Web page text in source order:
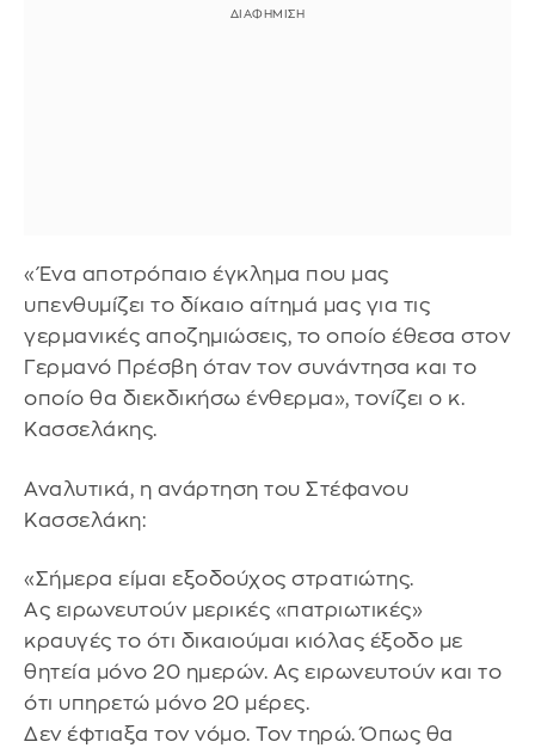
«Ένα αποτρόπαιο έγκλημα που μας
υπενθυμίζει το δίκαιο αίτημά μας για τις
γερμανικές αποζημιώσεις, το οποίο έθεσα στον
Γερμανό Πρέσβη όταν τον συνάντησα και το
οποίο θα διεκδικήσω ένθερμα», τονίζει ο κ.
Κασσελάκης.
Αναλυτικά, η ανάρτηση του Στέφανου
Κασσελάκη:
«Σήμερα είμαι εξοδούχος στρατιώτης.
Ας ειρωνευτούν μερικές «πατριωτικές»
κραυγές το ότι δικαιούμαι κιόλας έξοδο με
θητεία μόνο 20 ημερών. Ας ειρωνευτούν και το
ότι υπηρετώ μόνο 20 μέρες.
Δεν έφτιαξα τον νόμο. Τον τηρώ. Όπως θα